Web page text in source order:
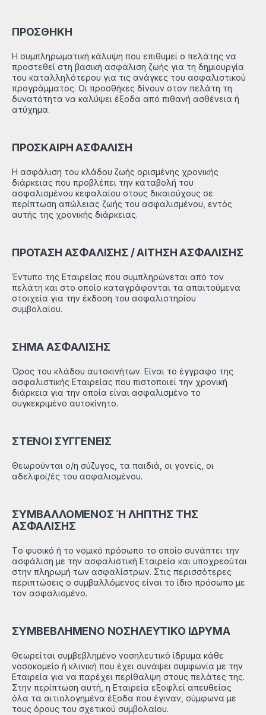
ΠΡΟΣΘΗΚΗ
Η συμπληρωματική κάλυψη που επιθυμεί ο πελάτης να
προστεθεί στη βασική ασφάλιση ζωής για τη δημιουργία
του καταλληλότερου για τις ανάγκες του ασφαλιστικού
προγράμματος. Οι προσθήκες δίνουν στον πελάτη τη
δυνατότητα να καλύψει έξοδα από πιθανή ασθένεια ή
ατύχημα.
ΠΡΟΣΚΑΙΡΗ ΑΣΦΑΛΙΣΗ
Η ασφάλιση του κλάδου ζωής ορισμένης χρονικής
διάρκειας που προβλέπει την καταβολή του
ασφαλισμένου κεφαλαίου στους δικαιούχους σε
περίπτωση απώλειας ζωής του ασφαλισμένου, εντός
αυτής της χρονικής διάρκειας.
ΠΡΟΤΑΣΗ ΑΣΦΑΛΙΣΗΣ / ΑΙΤΗΣΗ ΑΣΦΑΛΙΣΗΣ
Έντυπο της Εταιρείας που συμπληρώνεται από τον
πελάτη και στο οποίο καταγράφονται τα απαιτούμενα
στοιχεία για την έκδοση του ασφαλιστηρίου
συμβολαίου.
ΣΗΜΑ ΑΣΦΑΛΙΣΗΣ
Όρος του κλάδου αυτοκινήτων. Είναι το έγγραφο της
ασφαλιστικής Eταιρείας που πιστοποιεί την χρονική
διάρκεια για την οποία είναι ασφαλισμένο το
συγκεκριμένο αυτοκίνητο.
ΣΤΕΝΟΙ ΣΥΓΓΕΝΕΙΣ
Θεωρούνται ο/η σύζυγος, τα παιδιά, οι γονείς, οι
αδελφοί/ές του ασφαλισμένου.
ΣΥΜΒΑΛΛΟΜΕΝΟΣ Ή ΛΗΠΤΗΣ ΤΗΣ
ΑΣΦΑΛΙΣΗΣ
Tο φυσικό ή το νομικό πρόσωπο το οποίο συνάπτει την
ασφάλιση με την ασφαλιστική Εταιρεία και υποχρεούται
στην πληρωμή των ασφαλίστρων. Στις περισσότερες
περιπτώσεις ο συμβαλλόμενος είναι το ίδιο πρόσωπο με
τον ασφαλισμένο.
ΣΥΜΒΕΒΛΗΜΕΝΟ ΝΟΣΗΛΕΥΤΙΚΟ ΙΔΡΥΜΑ
Θεωρείται συμβεβλημένο νοσηλευτικό ίδρυμα κάθε
νοσοκομείο ή κλινική που έχει συνάψει συμφωνία με την
Εταιρεία για να παρέχει περίθαλψη στους πελάτες της.
Στην περίπτωση αυτή, η Εταιρεία εξοφλεί απευθείας
όλα τα αιτιολογημένα έξοδα που έγιναν, σύμφωνα με
τους όρους του σχετικού συμβολαίου.